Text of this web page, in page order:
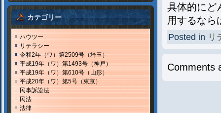
カテゴリー
ハウツー
リテラシー
令和2年（ワ）第2509号（埼玉）
平成19年（ワ）第1493号（神戸）
平成19年（ワ）第610号（山形）
平成20年（ワ）第5号（東京）
民事訴訟法
民法
法律
具体的にど
用するなら
Posted in リ
Comments